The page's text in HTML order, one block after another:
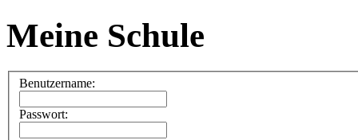
Meine Schule
Benutzername:
Passwort: